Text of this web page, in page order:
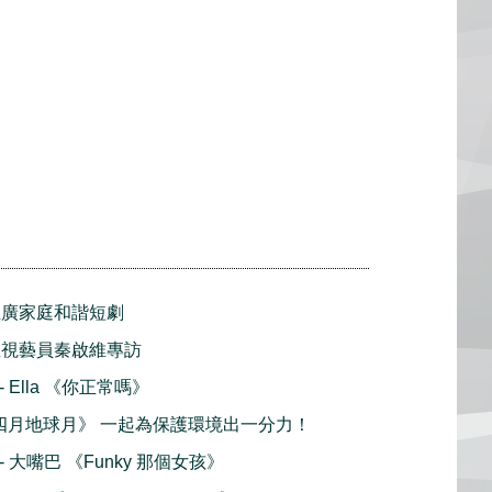
家庭和諧短劇
藝員秦啟維專訪
Ella 《你正常嗎》
月地球月》 一起為保護環境出一分力！
大嘴巴 《Funky 那個女孩》